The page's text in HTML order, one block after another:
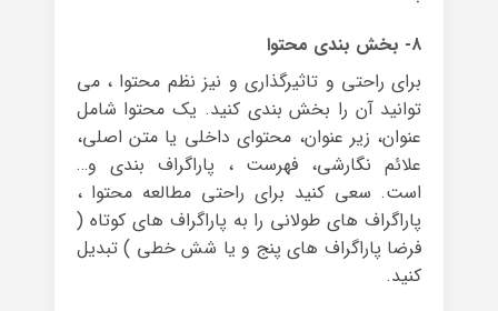
۸- بخش بندی محتوا
برای راحتی و تاثیرگذاری و نیز نظم محتوا ، می
توانید آن را بخش بندی کنید. یک محتوا شامل
عنوان، زیر عنوان، محتوای داخلی یا متن اصلی،
علائم نگارشی، فهرست ، پاراگراف بندی و…
است. سعی کنید برای راحتی مطالعه محتوا ،
پاراگراف های طولانی را به پاراگراف های کوتاه (
فرضا پاراگراف های پنج و یا شش خطی ) تبدیل
کنید.